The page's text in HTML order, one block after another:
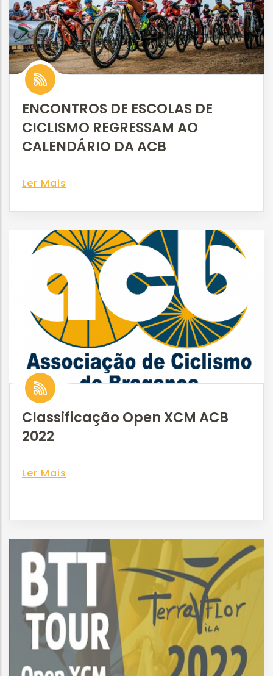
ENCONTROS DE ESCOLAS DE
CICLISMO REGRESSAM AO
CALENDÁRIO DA ACB
Ler Mais
Classificação Open XCM ACB
2022
Ler Mais